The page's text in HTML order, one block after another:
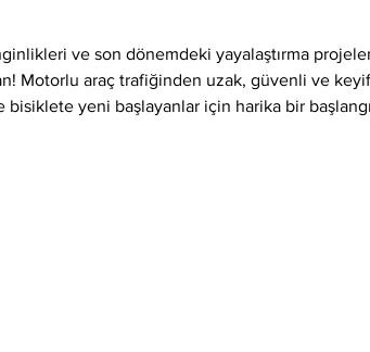
ve son dönemdeki yayalaştırma
Motorlu araç trafiğinden uzak, güvenli ve
yeni başlayanlar için harika bir